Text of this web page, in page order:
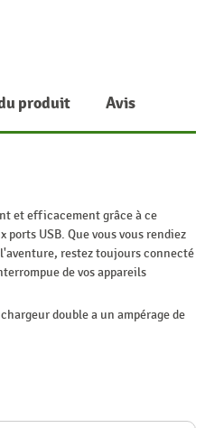
produit Avis
et efficacement grâce à ce
ports USB. Que vous vous rendiez
restez toujours connecté
de vos appareils
double a un ampérage de